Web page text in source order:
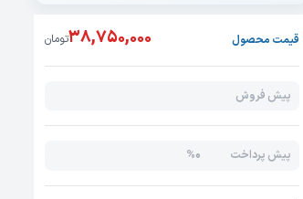
قیمت محصول 38,750,000تومان
پیش فروش
پیش پرداخت 0%